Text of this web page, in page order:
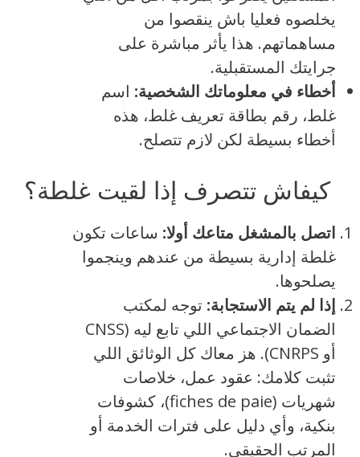
يخلصوه فعليا باش ينقصوا من
مساهماتهم. هذا يأثر مباشرة على
جرايتك المستقبلية.
أخطاء في معلوماتك الشخصية: اسم
غلط، رقم بطاقة تعريف غلط، هذه
أخطاء بسيطة لكن لازم تتصلح.
كيفاش تتصرف إذا لقيت غلطة؟
اتصل بالمشغل متاعك أولا: ساعات تكون
غلطة إدارية بسيطة من عندهم وينجموا
يصلحوها.
إذا لم يتم الاستجابة: توجه لمكتب
الضمان الاجتماعي اللي تابع ليه (CNSS
أو CNRPS). هز معاك كل الوثائق اللي
تثبت كلامك: عقود عمل، خلاصات
شهريات (fiches de paie)، كشوفات
بنكية، وأي دليل على فترات الخدمة أو
المرتب الحقيقي.